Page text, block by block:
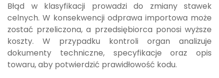
Błąd w klasyfikacji prowadzi do zmiany stawek
celnych. W konsekwencji odprawa importowa może
zostać przeliczona, a przedsiębiorca ponosi wyższe
koszty. W przypadku kontroli organ analizuje
dokumenty techniczne, specyfikacje oraz opis
towaru, aby potwierdzić prawidłowość kodu.